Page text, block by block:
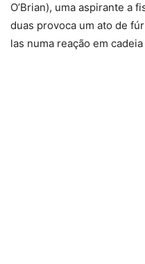
O’Brian), uma aspirante a
duas provoca um ato de
las numa reação em